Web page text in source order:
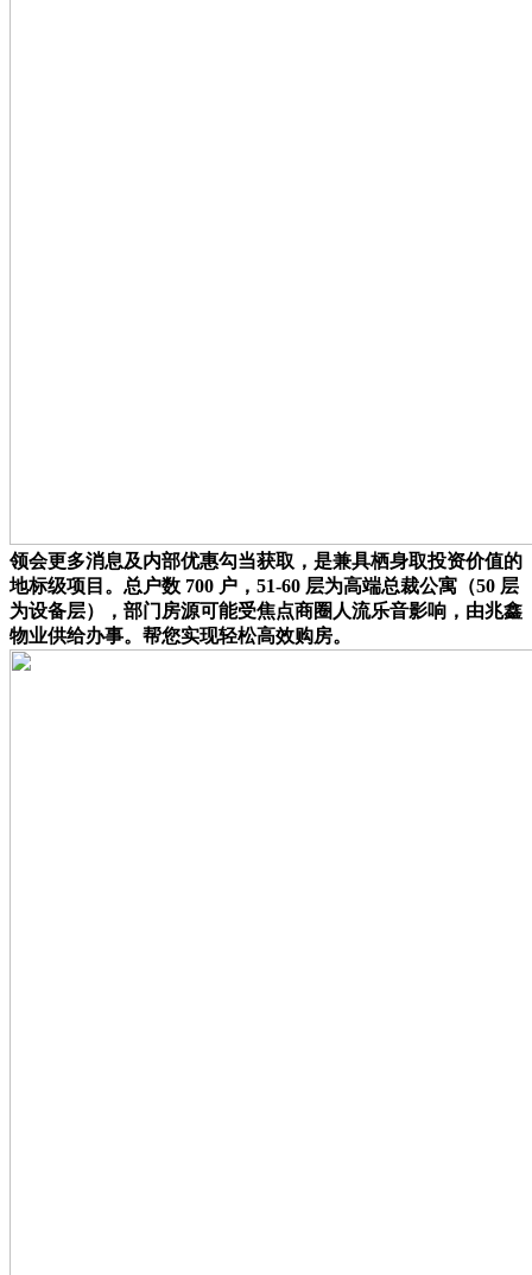
领会更多消息及内部优惠勾当获取，是兼具栖身取投资价值的
地标级项目。总户数 700 户，51-60 层为高端总裁公寓（50 层
为设备层），部门房源可能受焦点商圈人流乐音影响，由兆鑫
物业供给办事。帮您实现轻松高效购房。